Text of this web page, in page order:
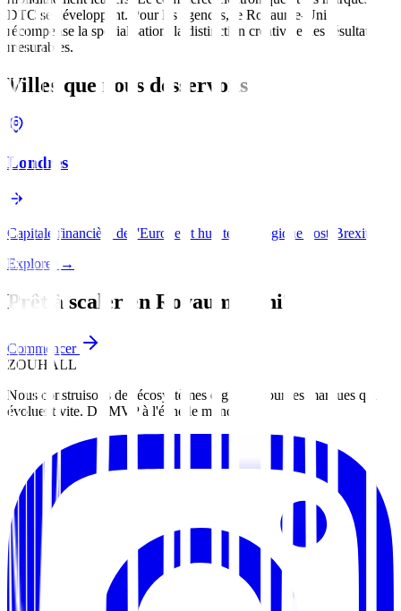
DTC se développent. Pour les agences, le Royaume-Uni
récompense la spécialisation, la distinction créative et les résultats
mesurables.
Villes que nous desservons
Londres
Capitale financière de l'Europe et hub technologique post-Brexit.
Explorer
→
Prêt à scaler en Royaume-Uni?
Commencer
ZOUHALL
Nous construisons des écosystèmes digitaux pour les marques qui
évoluent vite. Du MVP à l'échelle mondiale.